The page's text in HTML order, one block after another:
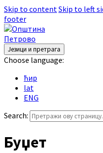
Skip to contentSkip to left
footer
Језици и претрага
Choose language:
ћир
lat
ENG
Search:
Буџет